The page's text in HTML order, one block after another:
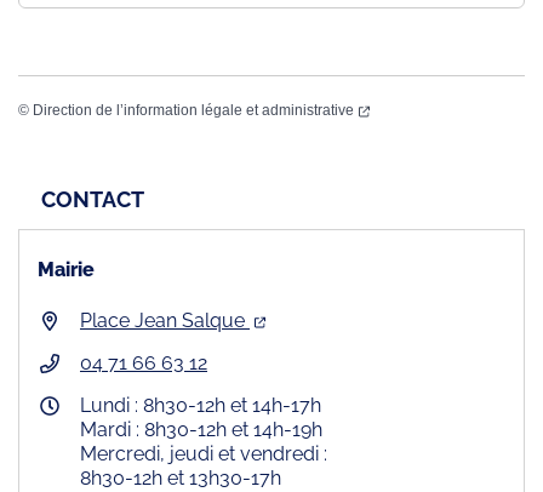
© Direction de l’information légale et administrative
CONTACT
Mairie
Place Jean Salque
04 71 66 63 12
Lundi : 8h30-12h et 14h-17h
Mardi : 8h30-12h et 14h-19h
Mercredi, jeudi et vendredi :
8h30-12h et 13h30-17h